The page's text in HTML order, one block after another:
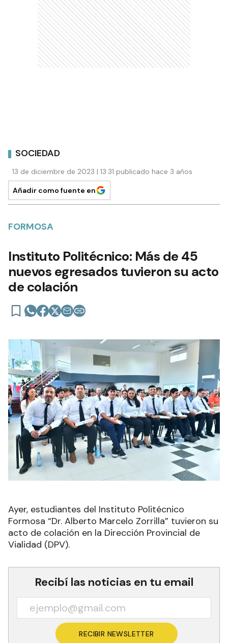
SOCIEDAD
13 de diciembre de 2023 | 13:31 publicado hace 3 años
Añadir como fuente en
FORMOSA
Instituto Politécnico: Más de 45
nuevos egresados tuvieron su acto
de colación
Ayer, estudiantes del Instituto Politécnico
Formosa “Dr. Alberto Marcelo Zorrilla” tuvieron su
acto de colación en la Dirección Provincial de
Vialidad (DPV).
Recibí las noticias en tu email
RECIBIR NEWSLETTER